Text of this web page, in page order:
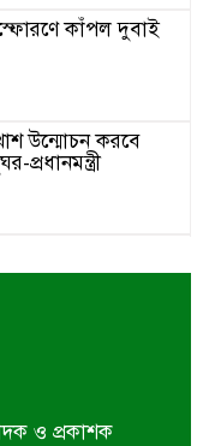
কাঁপল দুবাই
উন্মোচন করবে
প্রধানমন্ত্রী
পবিত্র দায়িত্ব-ভারপ্রাপ্ত
মানুষের বিজয়ের
ও প্রকাশক